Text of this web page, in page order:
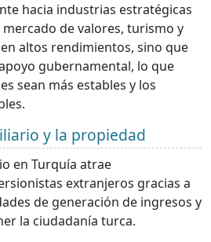
hacia industrias estratégicas
de valores, turismo y
altos rendimientos, sino que
gubernamental, lo que
sean más estables y los
y la propiedad
en Turquía atrae
extranjeros gracias a
de generación de ingresos y
la ciudadanía turca.